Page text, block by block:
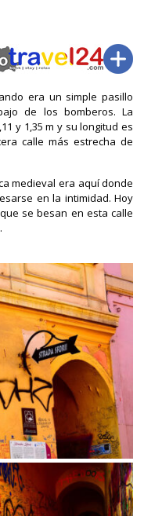
era un simple pasillo
de los bomberos. La
y 1,35 m y su longitud es
calle más estrecha de
medieval era aquí donde
en la intimidad. Hoy
se besan en esta calle